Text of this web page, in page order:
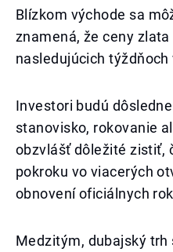
Blízkom východe sa
znamená, že ceny
nasledujúcich
Investori budú
stanovisko, rokovanie
obzvlášť dôležité zistiť,
pokroku vo viacerých
obnovení oficiálnych
Medzitým, dubajský